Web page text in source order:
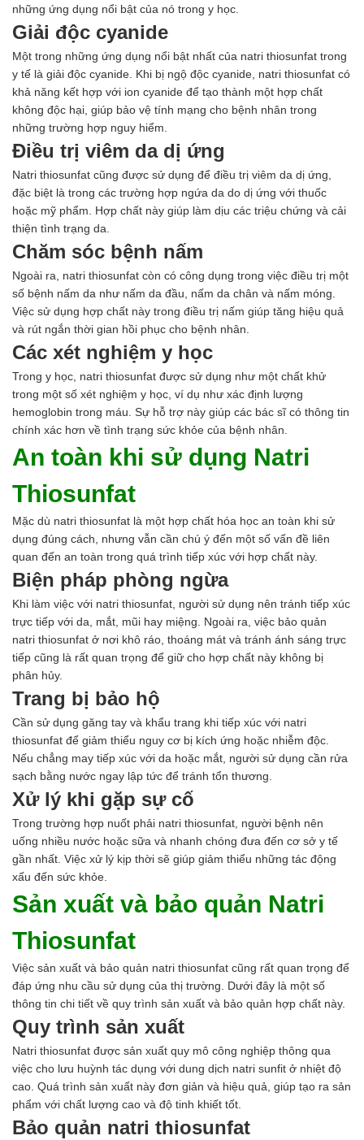
những ứng dụng nổi bật của nó trong y học.
Giải độc cyanide
Một trong những ứng dụng nổi bật nhất của natri thiosunfat trong
y tế là giải độc cyanide. Khi bị ngộ độc cyanide, natri thiosunfat có
khả năng kết hợp với ion cyanide để tạo thành một hợp chất
không độc hại, giúp bảo vệ tính mạng cho bệnh nhân trong
những trường hợp nguy hiểm.
Điều trị viêm da dị ứng
Natri thiosunfat cũng được sử dụng để điều trị viêm da dị ứng,
đặc biệt là trong các trường hợp ngứa da do dị ứng với thuốc
hoặc mỹ phẩm. Hợp chất này giúp làm dịu các triệu chứng và cải
thiện tình trạng da.
Chăm sóc bệnh nấm
Ngoài ra, natri thiosunfat còn có công dụng trong việc điều trị một
số bệnh nấm da như nấm da đầu, nấm da chân và nấm móng.
Việc sử dụng hợp chất này trong điều trị nấm giúp tăng hiệu quả
và rút ngắn thời gian hồi phục cho bệnh nhân.
Các xét nghiệm y học
Trong y học, natri thiosunfat được sử dụng như một chất khử
trong một số xét nghiệm y học, ví dụ như xác định lượng
hemoglobin trong máu. Sự hỗ trợ này giúp các bác sĩ có thông tin
chính xác hơn về tình trạng sức khỏe của bệnh nhân.
An toàn khi sử dụng Natri
Thiosunfat
Mặc dù natri thiosunfat là một hợp chất hóa học an toàn khi sử
dụng đúng cách, nhưng vẫn cần chú ý đến một số vấn đề liên
quan đến an toàn trong quá trình tiếp xúc với hợp chất này.
Biện pháp phòng ngừa
Khi làm việc với natri thiosunfat, người sử dụng nên tránh tiếp xúc
trực tiếp với da, mắt, mũi hay miệng. Ngoài ra, việc bảo quản
natri thiosunfat ở nơi khô ráo, thoáng mát và tránh ánh sáng trực
tiếp cũng là rất quan trọng để giữ cho hợp chất này không bị
phân hủy.
Trang bị bảo hộ
Cần sử dụng găng tay và khẩu trang khi tiếp xúc với natri
thiosunfat để giảm thiểu nguy cơ bị kích ứng hoặc nhiễm độc.
Nếu chẳng may tiếp xúc với da hoặc mắt, người sử dụng cần rửa
sạch bằng nước ngay lập tức để tránh tổn thương.
Xử lý khi gặp sự cố
Trong trường hợp nuốt phải natri thiosunfat, người bệnh nên
uống nhiều nước hoặc sữa và nhanh chóng đưa đến cơ sở y tế
gần nhất. Việc xử lý kịp thời sẽ giúp giảm thiểu những tác động
xấu đến sức khỏe.
Sản xuất và bảo quản Natri
Thiosunfat
Việc sản xuất và bảo quản natri thiosunfat cũng rất quan trọng để
đáp ứng nhu cầu sử dụng của thị trường. Dưới đây là một số
thông tin chi tiết về quy trình sản xuất và bảo quản hợp chất này.
Quy trình sản xuất
Natri thiosunfat được sản xuất quy mô công nghiệp thông qua
việc cho lưu huỳnh tác dụng với dung dịch natri sunfit ở nhiệt độ
cao. Quá trình sản xuất này đơn giản và hiệu quả, giúp tạo ra sản
phẩm với chất lượng cao và độ tinh khiết tốt.
Bảo quản natri thiosunfat